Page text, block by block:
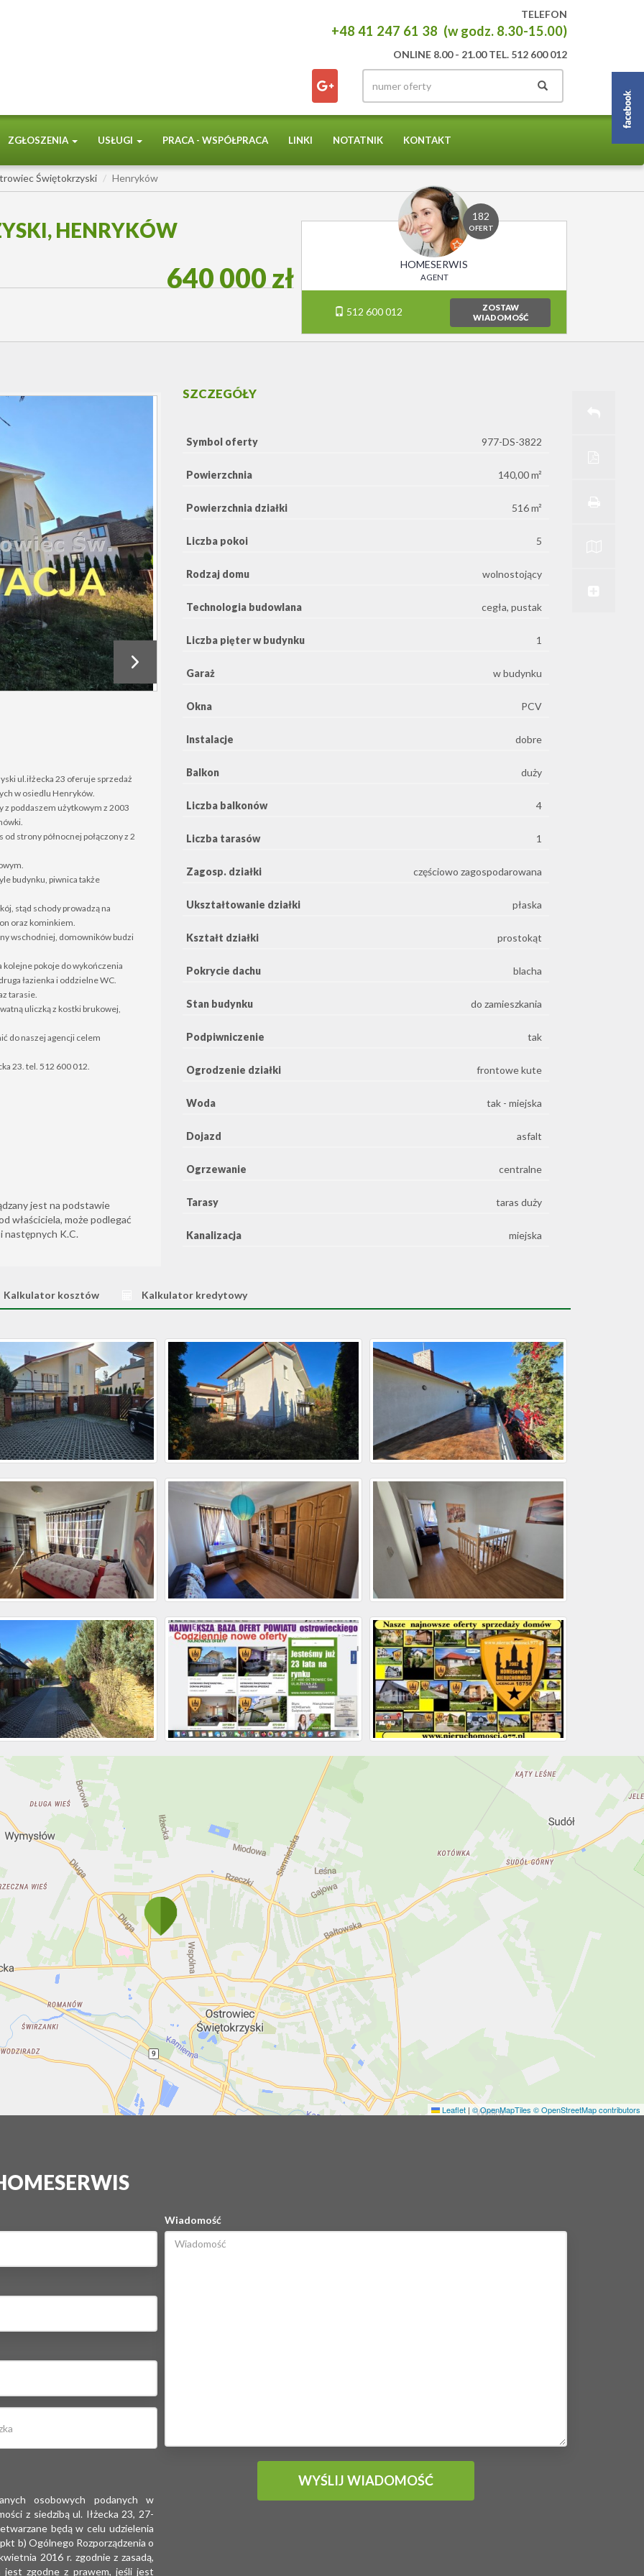
TELEFON
+48 41 247 61 38 (w godz. 8.30-15.00)
ONLINE 8.00 - 21.00 TEL. 512 600 012
ZGŁOSZENIA USŁUGI PRACA - WSPÓŁPRACA LINKI NOTATNIK KONTAKT
Świętokrzyski Henryków
HENRYKÓW
640 000 zł
182
OFERT
HOMESERWIS
AGENT
512 600 012
ZOSTAW
WIADOMOŚĆ
ul.iłżecka 23 oferuje sprzedaż
w osiedlu Henryków.
z poddaszem użytkowym z 2003
strony północnej połączony z 2
budynku, piwnica także
stąd schody prowadzą na
oraz kominkiem.
wschodniej, domowników budzi
kolejne pokoje do wykończenia
łazienka i oddzielne WC.
tarasie.
uliczką z kostki brukowej,
do naszej agencji celem
23. tel. 512 600 012.
jest na podstawie
właściciela, może podlegać
następnych K.C.
SZCZEGÓŁY
Symbol oferty 977-DS-3822
Powierzchnia 140,00 m²
Powierzchnia działki 516 m²
Liczba pokoi 5
Rodzaj domu wolnostojący
Technologia budowlana cegła, pustak
Liczba pięter w budynku 1
Garaż w budynku
Okna PCV
Instalacje dobre
Balkon duży
Liczba balkonów 4
Liczba tarasów 1
Zagosp. działki częściowo zagospodarowana
Ukształtowanie działki płaska
Kształt działki prostokąt
Pokrycie dachu blacha
Stan budynku do zamieszkania
Podpiwniczenie tak
Ogrodzenie działki frontowe kute
Woda tak - miejska
Dojazd asfalt
Ogrzewanie centralne
Tarasy taras duży
Kanalizacja miejska
Kalkulator kosztów Kalkulator kredytowy
Leaflet | © OpenMapTiles © OpenStreetMap contributors
osobowych podanych w
z siedzibą ul. Iłżecka 23, 27-
będą w celu udzielenia
b) Ogólnego Rozporządzenia o
2016 r. zgodnie z zasadą,
jest zgodne z prawem, jeśli jest
Wiadomość